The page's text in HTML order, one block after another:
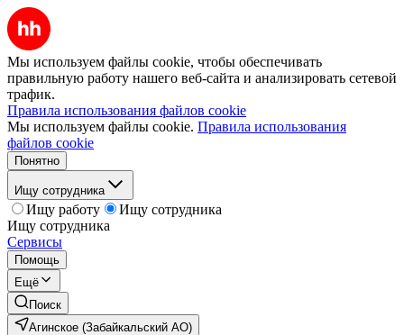
Мы используем файлы cookie, чтобы обеспечивать
правильную работу нашего веб-сайта и анализировать сетевой
трафик.
Правила использования файлов cookie
Мы используем файлы cookie. Правила использования
файлов cookie
Понятно
Ищу сотрудника
Ищу работу
Ищу сотрудника
Ищу сотрудника
Сервисы
Помощь
Ещё
Поиск
Агинское (Забайкальский АО)